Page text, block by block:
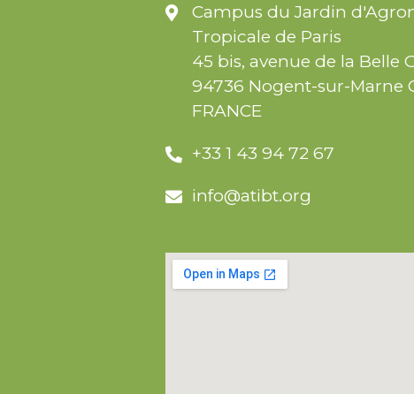
Campus du Jardin
Tropicale de Paris
45 bis, avenue de la Belle
94736 Nogent-sur-Marne
FRANCE
+33 1 43 94 72 67
info@atibt.org